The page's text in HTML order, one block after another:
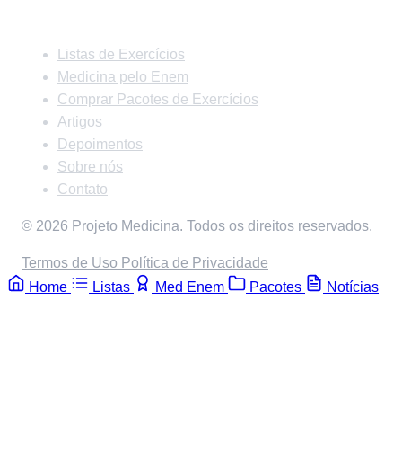
Listas de Exercícios
Medicina pelo Enem
Comprar Pacotes de Exercícios
Artigos
Depoimentos
Sobre nós
Contato
© 2026 Projeto Medicina. Todos os direitos reservados.
Termos de Uso Política de Privacidade
Home
Listas Med Enem Pacotes Notícias